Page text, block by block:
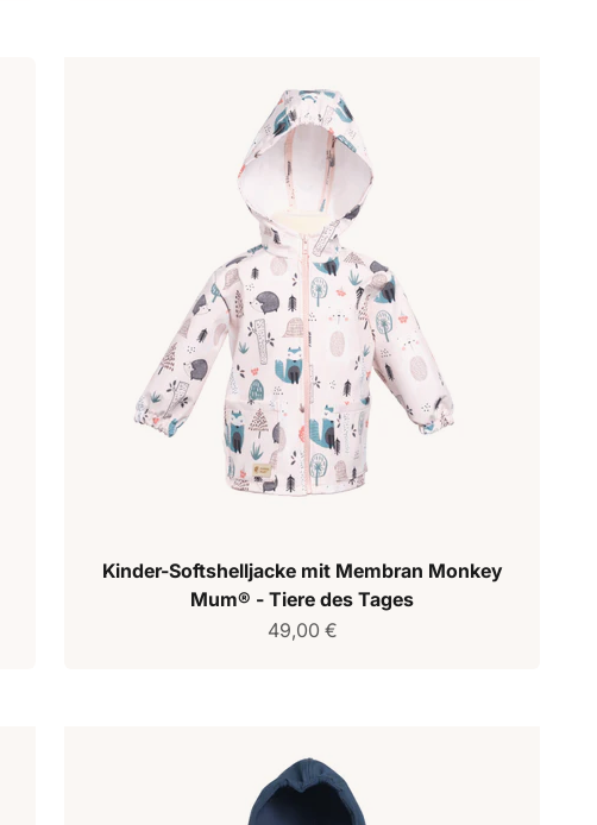
Kinder-Softshelljacke mit Membran Monkey
Mum® - Tiere des Tages
Verkaufspreis
49,00 €